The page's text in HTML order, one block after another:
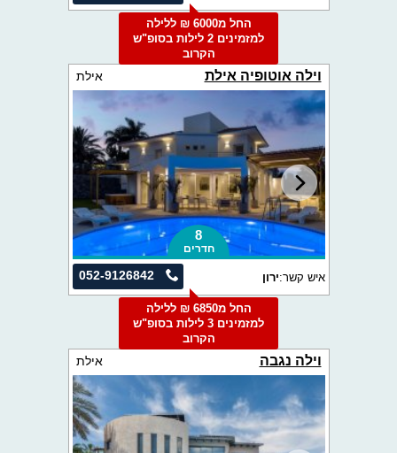
החל מ6000 ₪ ללילה
למזמינים 2 לילות בסופ"ש
הקרוב
וילה אוטופיה אילת אילת
8
חדרים
052-9126842 איש קשר:ירון
החל מ6850 ₪ ללילה
למזמינים 3 לילות בסופ"ש
הקרוב
וילה נגבה אילת